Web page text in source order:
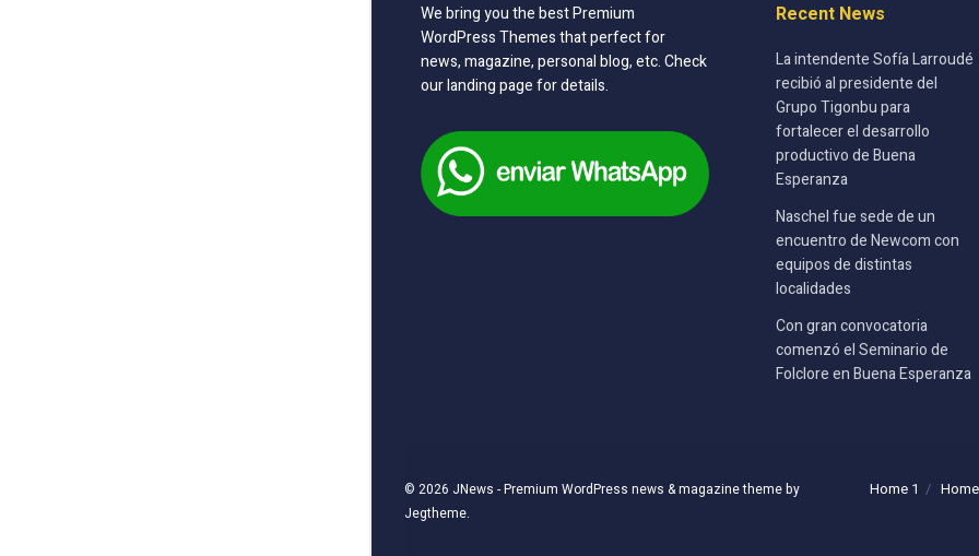
We bring you the best Premium
WordPress Themes that perfect for
news, magazine, personal blog, etc. Check
our landing page for details.
Recent News
La intendente Sofía Larroudé
recibió al presidente del
Grupo Tigonbu para
fortalecer el desarrollo
productivo de Buena
Esperanza
Naschel fue sede de un
encuentro de Newcom con
equipos de distintas
localidades
Con gran convocatoria
comenzó el Seminario de
Folclore en Buena Esperanza
Home 1
© 2026 JNews - Premium WordPress news & magazine theme by
Jegtheme.